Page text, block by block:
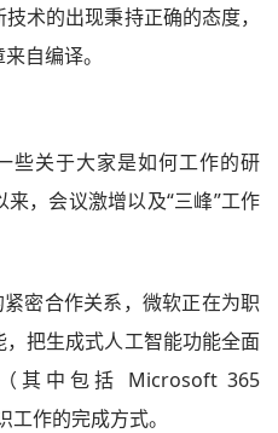
术的出现秉持正确的态度，
自编译。
些关于大家是如何工作的研
，会议激增以及“三峰”工作
密合作关系，微软正在为职
把生成式人工智能功能全面
其中包括 Microsoft 365
作的完成方式。